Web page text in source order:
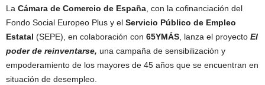
La Cámara de Comercio de España, con la cofinanciación del
Fondo Social Europeo Plus y el Servicio Público de Empleo
Estatal (SEPE), en colaboración con 65YMÁS, lanza el proyecto El
poder de reinventarse, una campaña de sensibilización y
empoderamiento de los mayores de 45 años que se encuentran en
situación de desempleo.